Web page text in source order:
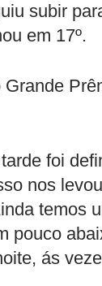
subir
em 17º.
foi
nos
temos
pouco
ás